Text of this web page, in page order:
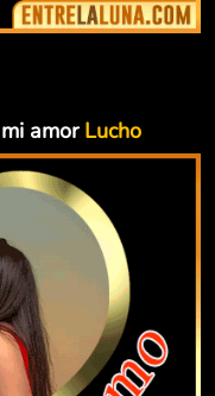
amor Lucho